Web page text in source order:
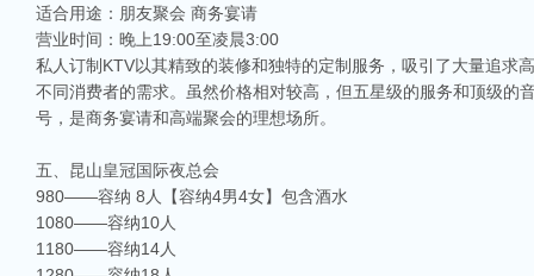
适合用途：朋友聚会 商务宴请
营业时间：晚上19:00至凌晨3:00
私人订制KTV以其精致的装修和独特的定制服务，吸引了大量追求
不同消费者的需求。虽然价格相对较高，但五星级的服务和顶级
号，是商务宴请和高端聚会的理想场所。
五、昆山皇冠国际夜总会
980——容纳 8人【容纳4男4女】包含酒水
1080——容纳10人
1180——容纳14人